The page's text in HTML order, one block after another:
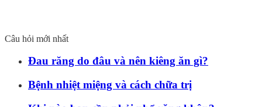
Câu hỏi mới nhất
Đau răng do đâu và nên kiêng ăn gì?
Bệnh nhiệt miệng và cách chữa trị